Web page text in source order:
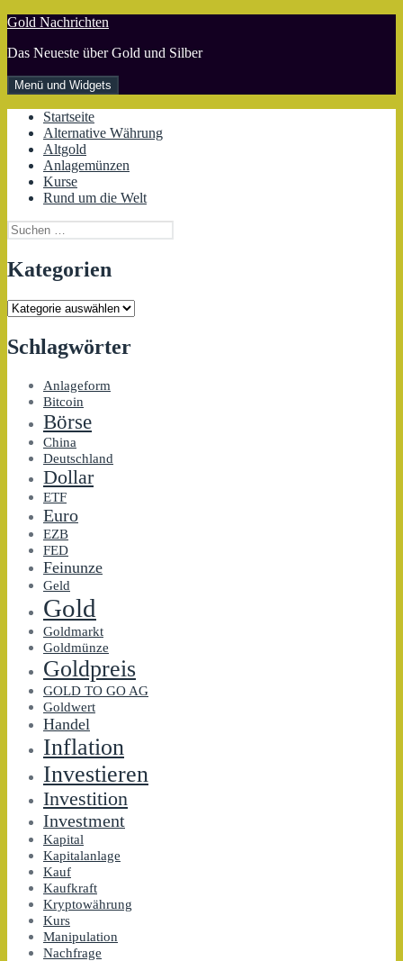
Zum
springen
Gold Nachrichten
Das Neueste über Gold und Silber
Menü und Widgets
Startseite
Alternative Währung
Altgold
Anlagemünzen
Kurse
Rund um die Welt
Suchen
nach:
Kategorien
Kategorien
Schlagwörter
Anlageform
Bitcoin
Börse
China
Deutschland
Dollar
ETF
Euro
EZB
FED
Feinunze
Geld
Gold
Goldmarkt
Goldmünze
Goldpreis
GOLD TO GO AG
Goldwert
Handel
Inflation
Investieren
Investition
Investment
Kapital
Kapitalanlage
Kauf
Kaufkraft
Kryptowährung
Kurs
Manipulation
Nachfrage